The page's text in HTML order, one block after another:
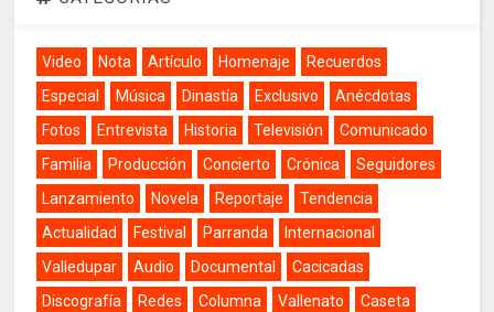
Video Nota Artículo Homenaje
Recuerdos
Especial
Música Dinastía Exclusivo
Anécdotas
Fotos
Entrevista Historia Televisión
Comunicado
Familia
Producción Concierto Crónica
Seguidores
Lanzamiento
Novela Reportaje
Tendencia
Actualidad
Festival Parranda
Internacional
Valledupar
Audio Documental
Cacicadas
Discografía
Redes Columna Vallenato
Caseta